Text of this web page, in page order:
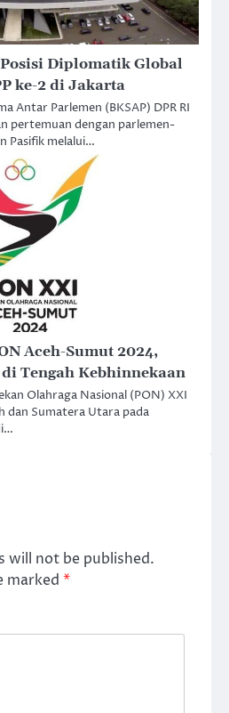
Diplomatik Global
ke-2 di Jakarta
Antar Parlemen (BKSAP) DPR RI
pertemuan dengan parlemen-
Pasifik melalui…
Aceh-Sumut 2024,
Tengah Kebhinnekaan
Olahraga Nasional (PON) XXI
dan Sumatera Utara pada
will not be published.
marked *